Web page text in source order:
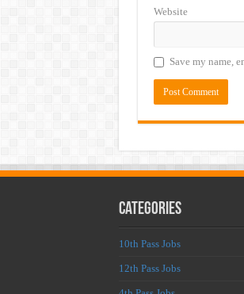
Website
Save my name,
Categories
10th Pass Jobs
12th Pass Jobs